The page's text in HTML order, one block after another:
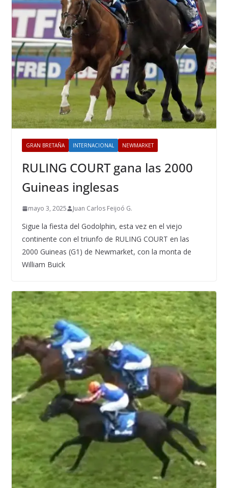
GRAN BRETAÑA INTERNACIONAL NEWMARKET
RULING COURT gana las 2000
Guineas inglesas
mayo 3, 2025 Juan Carlos Feijoó G.
Sigue la fiesta del Godolphin, esta vez en el viejo
continente con el triunfo de RULING COURT en las
2000 Guineas (G1) de Newmarket, con la monta de
William Buick